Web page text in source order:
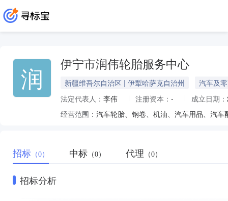
润 伊宁市润伟轮胎服务中心
新疆维吾尔自治区 | 伊犁哈萨克自治州
汽车及
法定代表人： 李伟 注册资本： - 成立日期：
经营范围：
招标 （0） 中标 （0） 代理 （0）
招标分析